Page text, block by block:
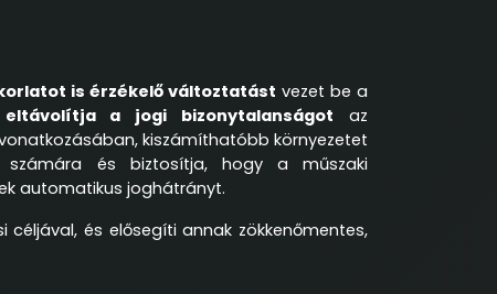
is érzékelő változtatást vezet be a
eltávolítja a jogi bizonytalanságot az
kiszámíthatóbb környezetet
számára és biztosítja, hogy a műszaki
automatikus joghátrányt.
és elősegíti annak zökkenőmentes,